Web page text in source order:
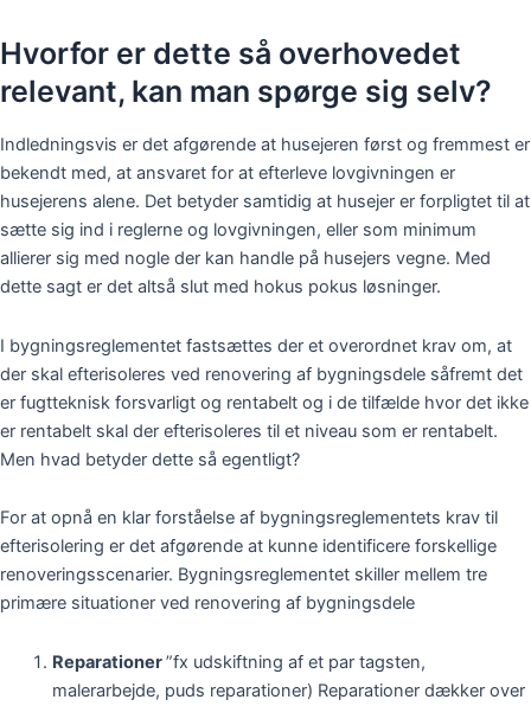
Hvorfor er dette så overhovedet
relevant, kan man spørge sig selv?
Indledningsvis er det afgørende at husejeren først og fremmest er
bekendt med, at ansvaret for at efterleve lovgivningen er
husejerens alene. Det betyder samtidig at husejer er forpligtet til at
sætte sig ind i reglerne og lovgivningen, eller som minimum
allierer sig med nogle der kan handle på husejers vegne. Med
dette sagt er det altså slut med hokus pokus løsninger.
I bygningsreglementet fastsættes der et overordnet krav om, at
der skal efterisoleres ved renovering af bygningsdele såfremt det
er fugtteknisk forsvarligt og rentabelt og i de tilfælde hvor det ikke
er rentabelt skal der efterisoleres til et niveau som er rentabelt.
Men hvad betyder dette så egentligt?
For at opnå en klar forståelse af bygningsreglementets krav til
efterisolering er det afgørende at kunne identificere forskellige
renoveringsscenarier. Bygningsreglementet skiller mellem tre
primære situationer ved renovering af bygningsdele
Reparationer”fx udskiftning af et par tagsten,
malerarbejde, puds reparationer) Reparationer dækker over